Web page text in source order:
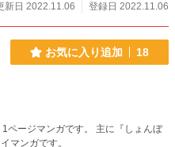
新日 2022.11.06
登録日 2022.11.06
お気に入り追加 18
ページマンガです。 主に『しょんぼ
マンガです。